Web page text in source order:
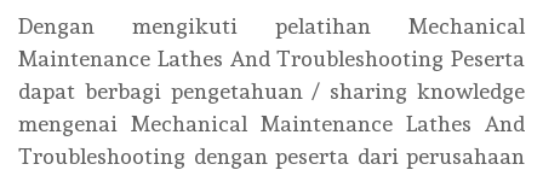
Dengan mengikuti pelatihan Mechanical
Maintenance Lathes And Troubleshooting Peserta
dapat berbagi pengetahuan / sharing knowledge
mengenai Mechanical Maintenance Lathes And
Troubleshooting dengan peserta dari perusahaan